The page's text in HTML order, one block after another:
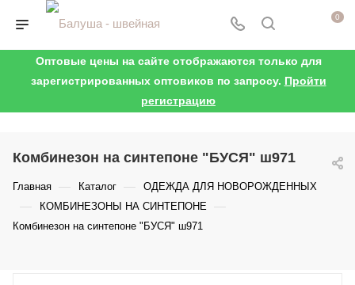
0
Оптовые цены на сайте отображаются только для
зарегистрированных оптовиков по запросу. Пройти
регистрацию
Комбинезон на синтепоне "БУСЯ" ш971
Главная — Каталог — ОДЕЖДА ДЛЯ НОВОРОЖДЕННЫХ
— КОМБИНЕЗОНЫ НА СИНТЕПОНЕ —
Комбинезон на синтепоне "БУСЯ" ш971